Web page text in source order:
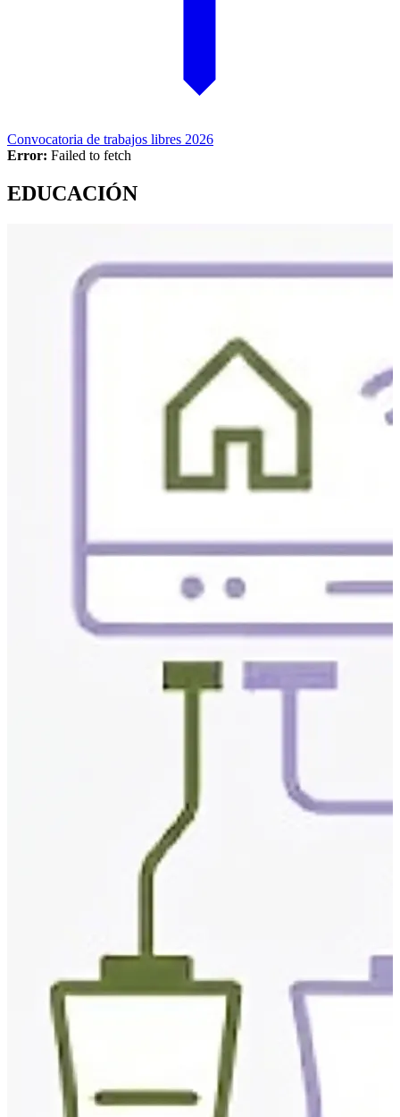
Convocatoria de trabajos libres 2026
Error: Failed to fetch
EDUCACIÓN